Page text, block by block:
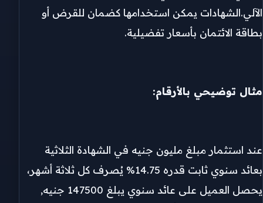
الآلي.الشهادات يمكن استخدامها كضمان للقرض أو
بطاقة الائتمان بأسعار تفضيلية.
مثال توضيحي بالأرقام:
عند استثمار مبلغ مليون جنيه في الشهادة الثلاثية
بعائد سنوي ثابت قدره 14.75% يُصرف كل ثلاثة أشهر،
يحصل العميل على عائد سنوي يبلغ 147500 جنيه,